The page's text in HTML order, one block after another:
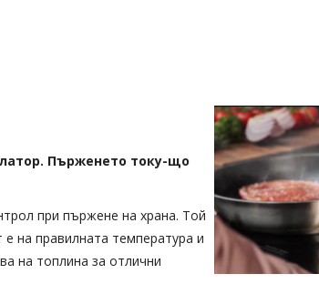
Пърженето току-що
при пържене на храна. Той
на правилната температура и
на топлина за отлични